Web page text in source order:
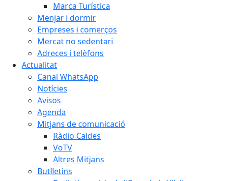
Marca Turística
Menjar i dormir
Empreses i comerços
Mercat no sedentari
Adreces i telèfons
Actualitat
Canal WhatsApp
Notícies
Avisos
Agenda
Mitjans de comunicació
Ràdio Caldes
VoTV
Altres Mitjans
Butlletins